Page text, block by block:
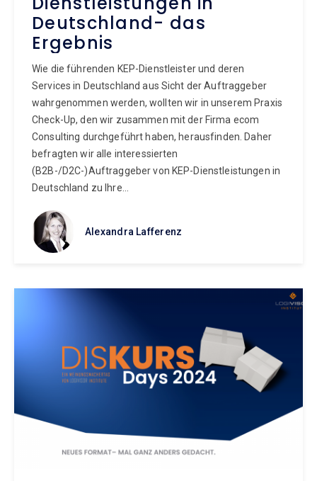
Deutschland- das
Ergebnis
Wie die führenden KEP-Dienstleister und deren
Services in Deutschland aus Sicht der Auftraggeber
wahrgenommen werden, wollten wir in unserem Praxis
Check-Up, den wir zusammen mit der Firma ecom
Consulting durchgeführt haben, herausfinden. Daher
befragten wir alle interessierten
(B2B-/D2C-)Auftraggeber von KEP-Dienstleistungen in
Deutschland zu Ihre...
Alexandra Lafferenz